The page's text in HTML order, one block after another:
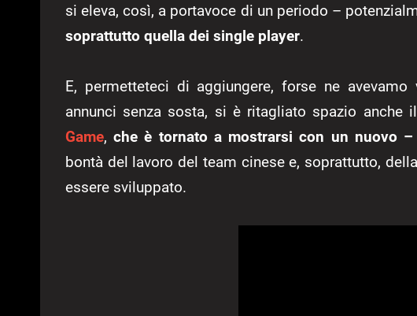
si eleva, così, a portavoce di un periodo –
soprattutto quella dei single player.
E, permetteteci di aggiungere, forse ne
annunci senza sosta, si è ritagliato spazio anche
Game,che è tornato a mostrarsi con un nuovo
bontà del lavoro del team cinese e, soprattutto,
essere sviluppato.